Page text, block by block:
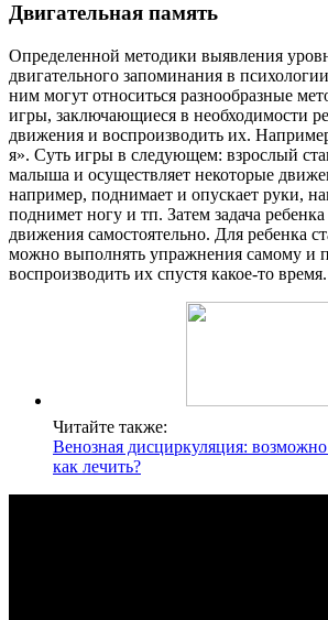
Двигательная память
Определенной методики выявления
двигательного запоминания в
ним могут относиться разнообразные
игры, заключающиеся в необходимости
движения и воспроизводить их.
я». Суть игры в следующем: взрослый
малыша и осуществляет некоторые
например, поднимает и опускает руки,
поднимет ногу и тп. Затем задача
движения самостоятельно. Для ребенка
можно выполнять упражнения самому и
воспроизводить их спустя какое-то время.
Читайте также:
Венозная дисциркуляция:
как лечить?